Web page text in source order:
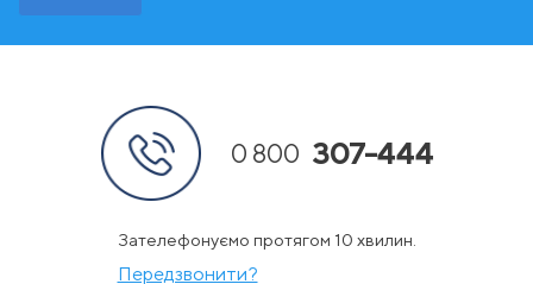
0 800 307-444
Зателефонуємо протягом 10 хвилин.
Передзвонити?